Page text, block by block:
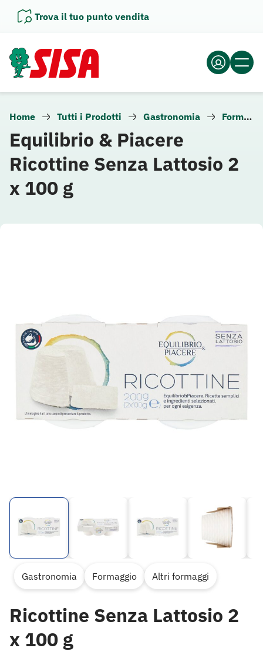
Trova il tuo punto vendita
Home Tutti i Prodotti Gastronomia Formaggio
Equilibrio & Piacere
Ricottine Senza Lattosio 2
x 100 g
Gastronomia Formaggio Altri formaggi
Ricottine Senza Lattosio 2
x 100 g